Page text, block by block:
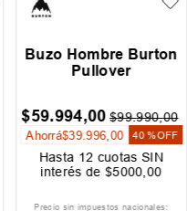
Buzo Hombre Althon
Office Classic
$85.990,00
Hasta 12cuotas SIN
interés de$7166,
Precio sin impuestos nacionales: